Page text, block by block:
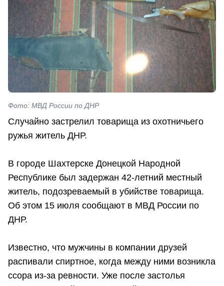
Фото: МВД России по ДНР
Случайно застрелил товарища из охотничьего
ружья житель ДНР.
В городе Шахтерске Донецкой Народной
Республике был задержан 42-летний местный
житель, подозреваемый в убийстве товарища.
Об этом 15 июля сообщают в МВД России по
ДНР.
Известно, что мужчины в компании друзей
распивали спиртное, когда между ними возникла
ссора из-за ревности. Уже после застолья